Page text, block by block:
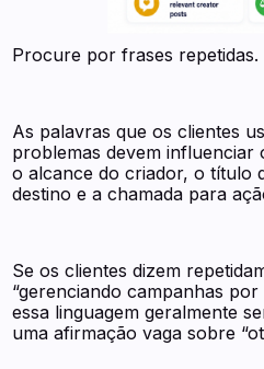
Procure por frases repetidas.
As palavras que os clientes
problemas devem influenciar
o alcance do criador, o título
destino e a chamada para
Se os clientes dizem
“gerenciando campanhas
essa linguagem geralmente
uma afirmação vaga sobre